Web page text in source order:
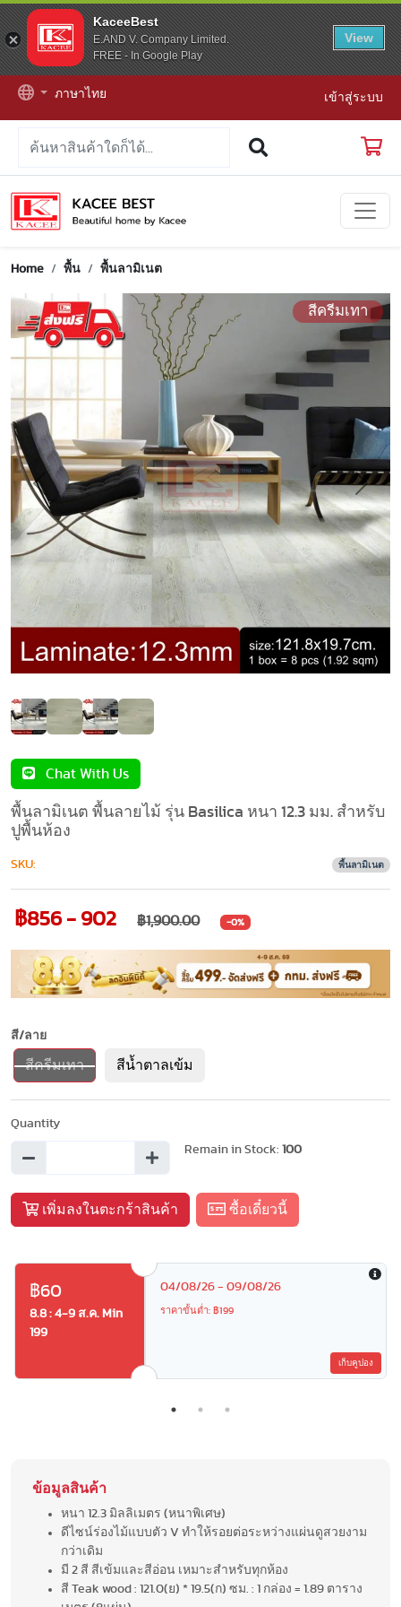
KaceeBest
E.AND V. Company Limited.
FREE - In Google Play
View
ภาษาไทย เข้าสู่ระบบ
Home พื้น พื้นลามิเนต
สีครีมเทา
Previous Next
Chat With Us
พื้นลามิเนต พื้นลายไม้ รุ่น Basilica หนา 12.3 มม. สำหรับ
ปูพื้นห้อง
SKU: พื้นลามิเนต
฿856 - 902 ฿1,900.00 -0%
สี/ลาย
สีครีมเทา สีน้ำตาลเข้ม
Quantity
Remain in Stock: 100
เพิ่มลงในตะกร้าสินค้า ซื้อเดี๋ยวนี้
฿60
8.8 : 4-9 ส.ค. Min
199
04/08/26 - 09/08/26
ราคาขั้นต่ำ: ฿199
เก็บคูปอง
ข้อมูลสินค้า
หนา 12.3 มิลลิเมตร (หนาพิเศษ)
ดีไซน์ร่องไม้แบบตัว V ทำให้รอยต่อระหว่างแผ่นดูสวยงาม
กว่าเดิม
มี 2 สี สีเข้มและสีอ่อน เหมาะสำหรับทุกห้อง
สี Teak wood : 121.0(ย) * 19.5(ก) ซม. : 1 กล่อง = 1.89 ตาราง